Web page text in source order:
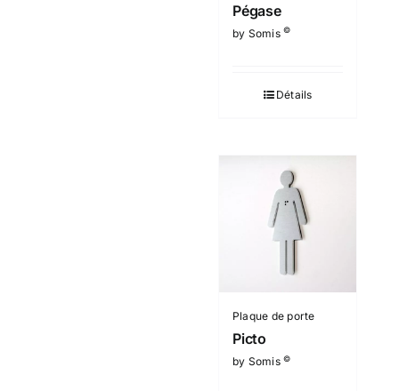
Pégase
by Somis©
Détails
Plaque de porte
Picto
by Somis©